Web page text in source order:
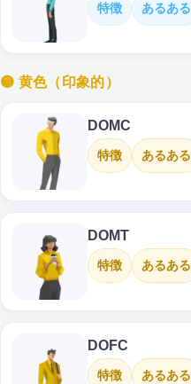
特徴 あるある
🟡 黄色（印象的）
DOMC
特徴 あるある
DOMT
特徴 あるある
DOFC
特徴 あるある